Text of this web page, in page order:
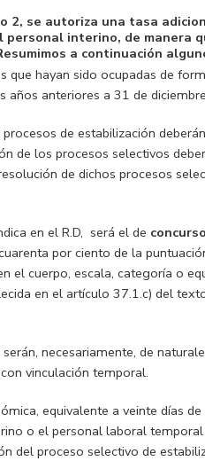
2, se autoriza una tasa
interino, de manera
a continuación
que hayan sido ocupadas de
años anteriores a 31 de
de estabilización
de los procesos selectivos
de dichos procesos
en el R.D, será el de
por ciento de la
el cuerpo, escala, categoría o
en el artículo 37.1.c) del
necesariamente, de
vinculación temporal.
equivalente a veinte días
o el personal laboral
del proceso selectivo de